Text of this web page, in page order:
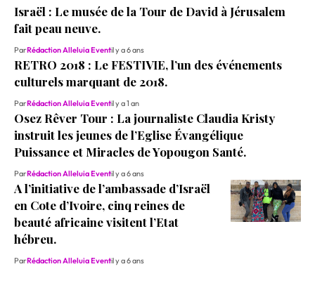
Israël : Le musée de la Tour de David à Jérusalem
fait peau neuve.
ParRédaction Alleluia Eventil y a 6 ans
RETRO 2018 : Le FESTIVIE, l’un des événements
culturels marquant de 2018.
ParRédaction Alleluia Eventil y a 1 an
Osez Rêver Tour : La journaliste Claudia Kristy
instruit les jeunes de l’Eglise Évangélique
Puissance et Miracles de Yopougon Santé.
ParRédaction Alleluia Eventil y a 6 ans
A l’initiative de l’ambassade d’Israël
en Cote d’Ivoire, cinq reines de
beauté africaine visitent l’Etat
hébreu.
ParRédaction Alleluia Eventil y a 6 ans